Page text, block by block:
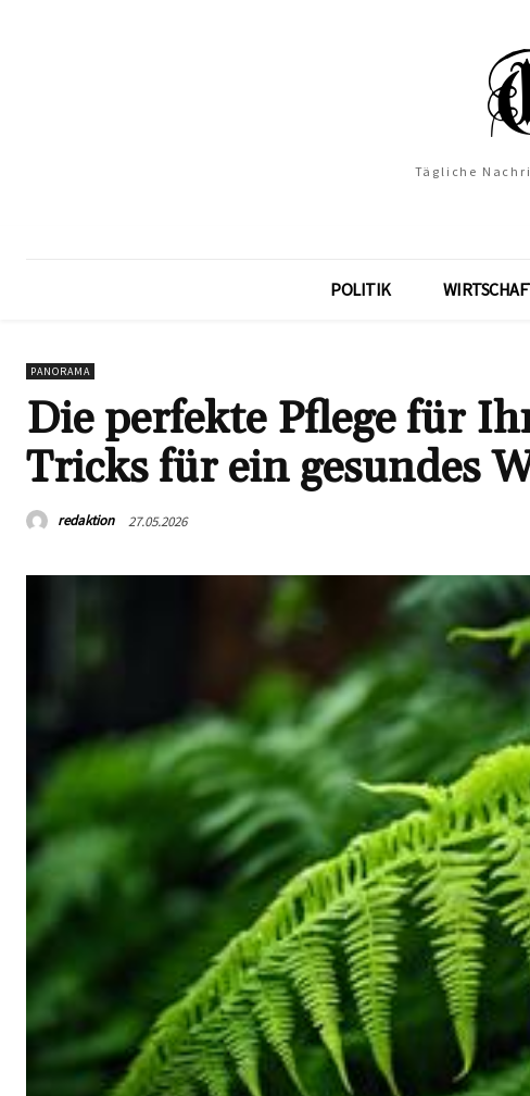
Tägliche
POLITIK
PANORAMA
Die perfekte Pflege für
Tricks für ein gesundes
redaktion 27.05.2026